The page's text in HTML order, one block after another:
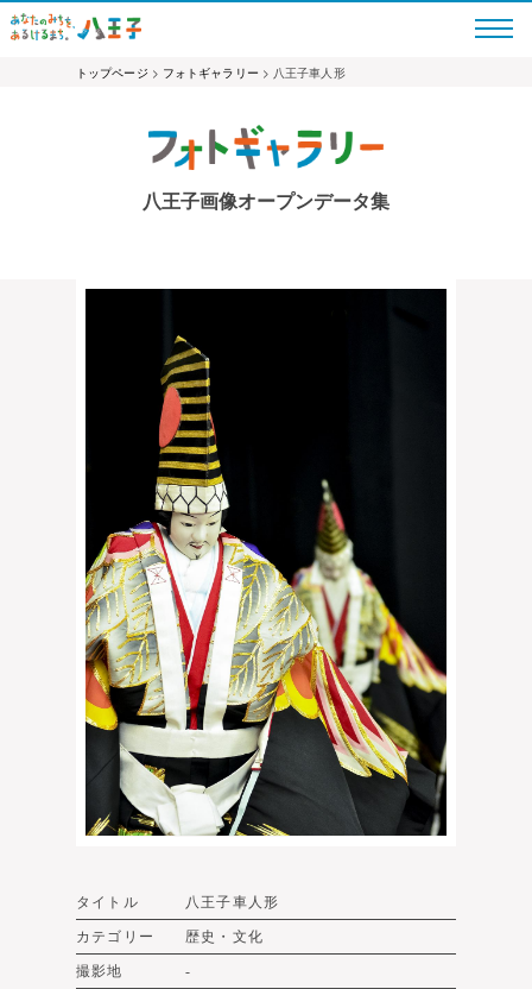
トップページ > フォトギャラリー > 八王子車人形
八王子画像オープンデータ集
タイトル 八王子車人形
カテゴリー 歴史・文化
撮影地 -